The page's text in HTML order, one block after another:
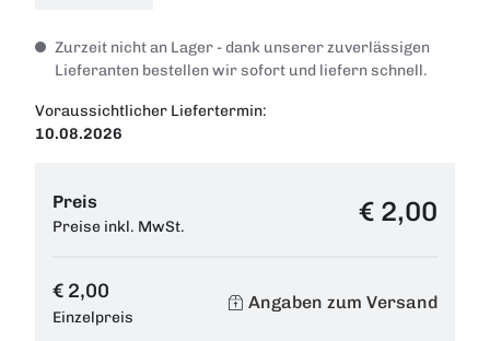
Zurzeit nicht an Lager - dank unserer zuverlässigen
Lieferanten bestellen wir sofort und liefern schnell.
Voraussichtlicher Liefertermin:
10.08.2026
Preis
Preise inkl. MwSt. € 2,00
€ 2,00
Einzelpreis
Angaben zum Versand